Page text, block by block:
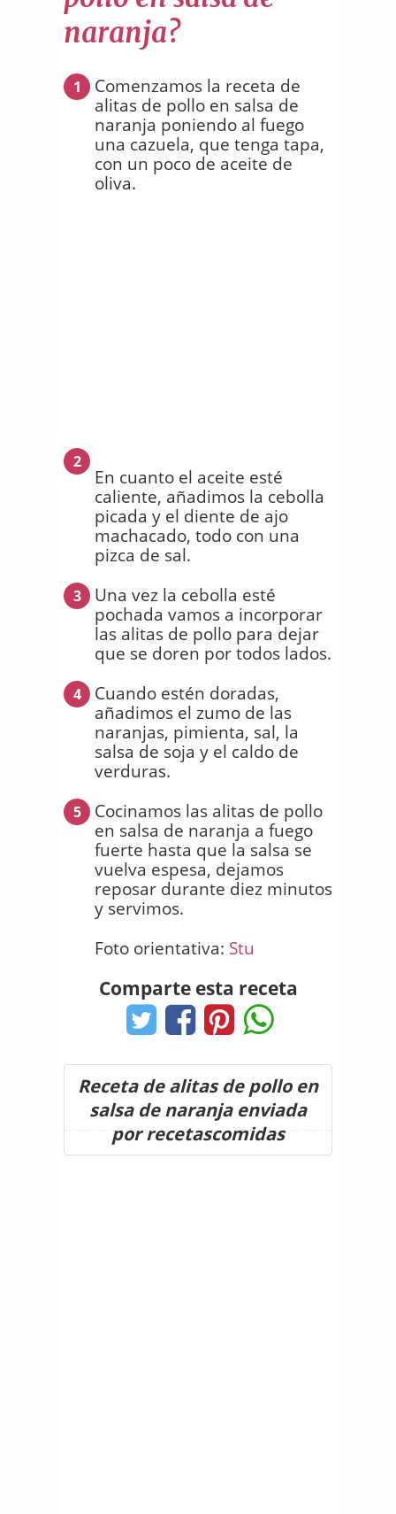
naranja?
1
Comenzamos la receta de
alitas de pollo en salsa de
naranja poniendo al fuego
una cazuela, que tenga tapa,
con un poco de aceite de
oliva.
2
En cuanto el aceite esté
caliente, añadimos la cebolla
picada y el diente de ajo
machacado, todo con una
pizca de sal.
3
Una vez la cebolla esté
pochada vamos a incorporar
las alitas de pollo para dejar
que se doren por todos lados.
4
Cuando estén doradas,
añadimos el zumo de las
naranjas, pimienta, sal, la
salsa de soja y el caldo de
verduras.
5
Cocinamos las alitas de pollo
en salsa de naranja a fuego
fuerte hasta que la salsa se
vuelva espesa, dejamos
reposar durante diez minutos
y servimos.
Foto orientativa: Stu
Comparte esta receta
Receta de alitas de pollo en
salsa de naranja enviada
por recetascomidas